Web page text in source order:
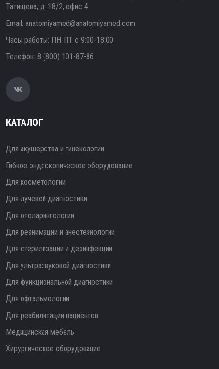
Татищева, д. 18/2, офис 4
Email: anatomiyamed@anatomiyamed.com
Часы работы: ПН-ПТ с 9:00-18:00
Телефон: 8 (800) 101-87-86
КАТАЛОГ
Для акушерства и гинекологии
Гибкое эндоскопическое оборудование
Для косметологии
Для лучевой диагностики
Для отоларингологии
Для реанимации и анестезиологии
Для стерилизации и дезинфекции
Для ультразвуковой диагностики
Для функциональной диагностики
Для офтальмологии
Для реабилитации пациентов
Медицинская мебель
Хирургическое оборудование